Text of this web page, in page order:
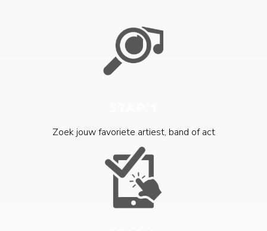
Zoek jouw favoriete artiest, band of act